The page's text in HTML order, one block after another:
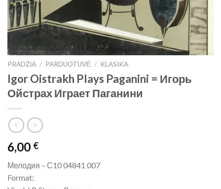
PRADŽIA / PARDUOTUVĖ / KLASIKA
Igor Oistrakh Plays Paganini = Игорь
Ойстрах Играет Паганини
6,00 €
Мелодия – С10 04841 007
Format: